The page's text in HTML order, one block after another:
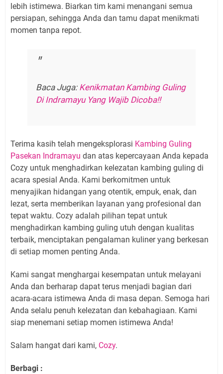
lebih istimewa. Biarkan tim kami menangani semua
persiapan, sehingga Anda dan tamu dapat menikmati
momen tanpa repot.
Baca Juga: Kenikmatan Kambing Guling
Di Indramayu Yang Wajib Dicoba!!
Terima kasih telah mengeksplorasi Kambing Guling
Pasekan Indramayu dan atas kepercayaan Anda kepada
Cozy untuk menghadirkan kelezatan kambing guling di
acara spesial Anda. Kami berkomitmen untuk
menyajikan hidangan yang otentik, empuk, enak, dan
lezat, serta memberikan layanan yang profesional dan
tepat waktu. Cozy adalah pilihan tepat untuk
menghadirkan kambing guling utuh dengan kualitas
terbaik, menciptakan pengalaman kuliner yang berkesan
di setiap momen penting Anda.
Kami sangat menghargai kesempatan untuk melayani
Anda dan berharap dapat terus menjadi bagian dari
acara-acara istimewa Anda di masa depan. Semoga hari
Anda selalu penuh kelezatan dan kebahagiaan. Kami
siap menemani setiap momen istimewa Anda!
Salam hangat dari kami, Cozy.
Berbagi :